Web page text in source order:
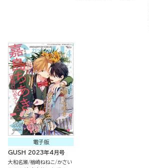
電子版
GUSH 2023年4月号
大和名瀬 楢崎ねねこ
かさい